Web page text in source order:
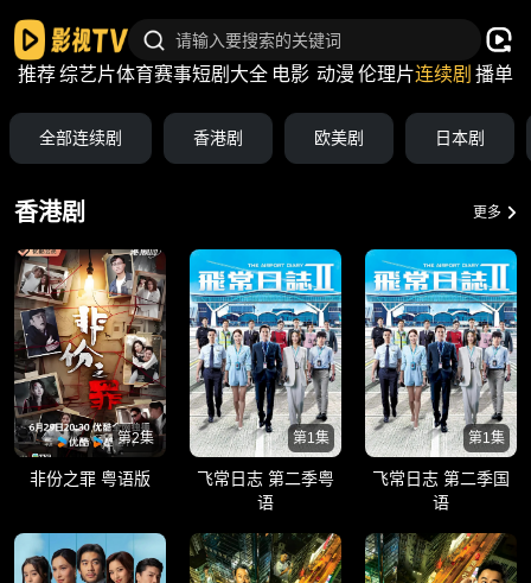
推荐综艺片体育赛事短剧大全 电影 动漫 伦理片连续剧 播单
全部连续剧 香港剧 欧美剧 日本剧
香港剧 更多
第2集
非份之罪 粤语版
第1集
飞常日志 第二季粤
语
第1集
飞常日志 第二季国
语